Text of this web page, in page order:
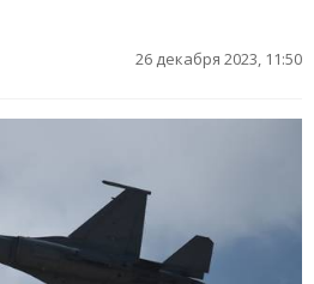
26 декабря 2023, 11:50